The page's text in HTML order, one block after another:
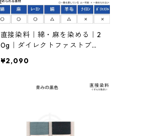
直接染料｜綿・麻を染める｜2
0g｜ダイレクトファストブラ
¥2,090